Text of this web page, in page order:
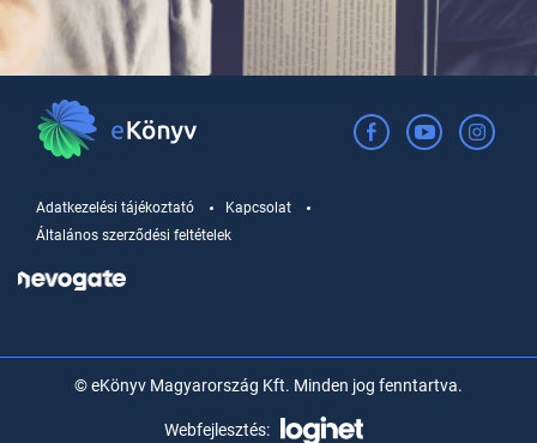
Adatkezelési tájékoztató
Kapcsolat
Általános szerződési feltételek
© eKönyv Magyarország Kft. Minden jog fenntartva.
Webfejlesztés: